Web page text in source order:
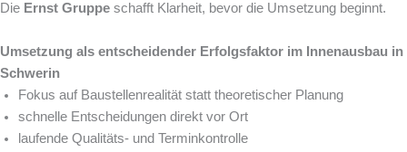
Die Ernst Gruppe schafft Klarheit, bevor die Umsetzung beginnt.
Umsetzung als entscheidender Erfolgsfaktor im Innenausbau in
Schwerin
Fokus auf Baustellenrealität statt theoretischer Planung
schnelle Entscheidungen direkt vor Ort
laufende Qualitäts- und Terminkontrolle